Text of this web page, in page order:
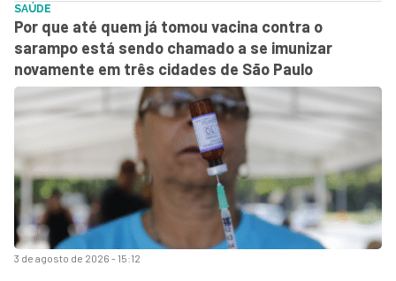
3 de agosto de 2026 - 15:12
SAÚDE
Por que até quem já tomou vacina contra o
sarampo está sendo chamado a se imunizar
novamente em três cidades de São Paulo